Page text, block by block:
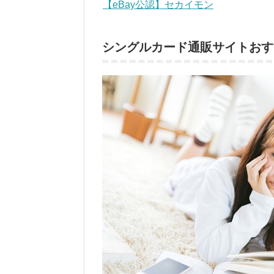
【eBay公認】セカイモン
シングルカード通販サイトお